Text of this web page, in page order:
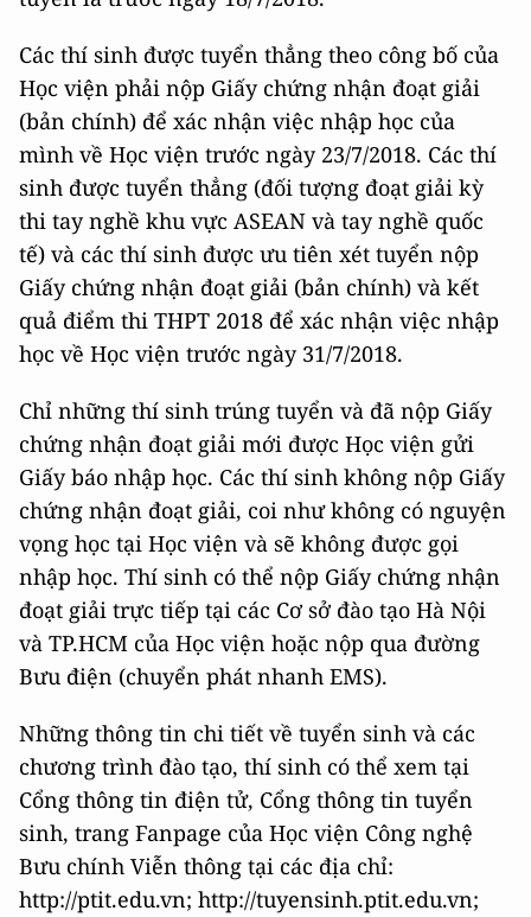
Các thí sinh được tuyển thẳng theo công bố của
Học viện phải nộp Giấy chứng nhận đoạt giải
(bản chính) để xác nhận việc nhập học của
mình về Học viện trước ngày 23/7/2018. Các thí
sinh được tuyển thẳng (đối tượng đoạt giải kỳ
thi tay nghề khu vực ASEAN và tay nghề quốc
tế) và các thí sinh được ưu tiên xét tuyển nộp
Giấy chứng nhận đoạt giải (bản chính) và kết
quả điểm thi THPT 2018 để xác nhận việc nhập
học về Học viện trước ngày 31/7/2018.
Chỉ những thí sinh trúng tuyển và đã nộp Giấy
chứng nhận đoạt giải mới được Học viện gửi
Giấy báo nhập học. Các thí sinh không nộp Giấy
chứng nhận đoạt giải, coi như không có nguyện
vọng học tại Học viện và sẽ không được gọi
nhập học. Thí sinh có thể nộp Giấy chứng nhận
đoạt giải trực tiếp tại các Cơ sở đào tạo Hà Nội
và TP.HCM của Học viện hoặc nộp qua đường
Bưu điện (chuyển phát nhanh EMS).
Những thông tin chi tiết về tuyển sinh và các
chương trình đào tạo, thí sinh có thể xem tại
Cổng thông tin điện tử, Cổng thông tin tuyển
sinh, trang Fanpage của Học viện Công nghệ
Bưu chính Viễn thông tại các địa chỉ:
http://ptit.edu.vn; http://tuyensinh.ptit.edu.vn;